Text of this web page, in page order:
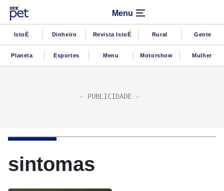
Menu
IstoÉ Dinheiro Revista IstoÉ Rural Gente
Planeta Esportes Menu Motorshow Mulher
sintomas